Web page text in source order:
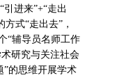
进来”+“走出
式“走出去”，
“辅导员名师工作
研究与关注社会
”的思维开展学术